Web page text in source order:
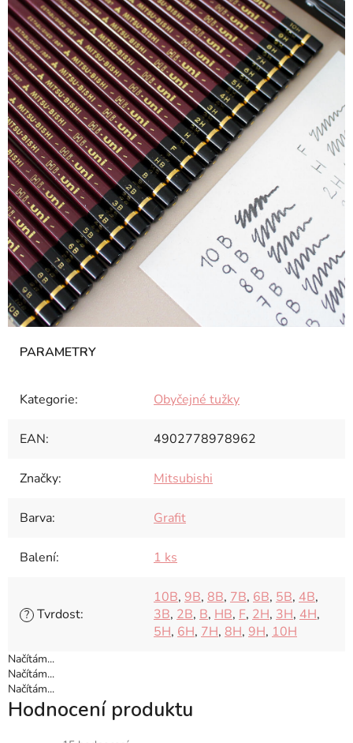
Kategorie: Obyčejné tužky
EAN: 4902778978962
Značky: Mitsubishi
Barva: Grafit
Balení: 1 ks
? Tvrdost:
10B, 9B, 8B, 7B, 6B, 5B, 4B,
3B, 2B, B, HB, F, 2H, 3H, 4H,
5H, 6H, 7H, 8H, 9H, 10H
Načítám...
Načítám...
Načítám...
Hodnocení produktu